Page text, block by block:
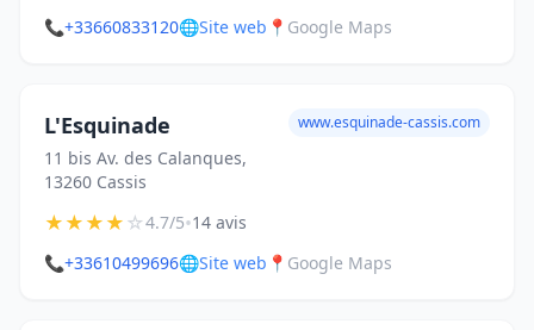
📞+33660833120🌐Site web 📍 Google Maps
L'Esquinade
11 bis Av. des Calanques,
13260 Cassis
www.esquinade-cassis.com
★★★★☆4.7/5•14 avis
📞+33610499696🌐Site web 📍 Google Maps